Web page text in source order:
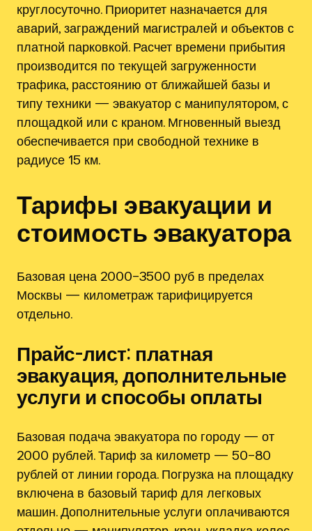
круглосуточно. Приоритет назначается для
аварий, заграждений магистралей и объектов с
платной парковкой. Расчет времени прибытия
производится по текущей загруженности
трафика, расстоянию от ближайшей базы и
типу техники — эвакуатор с манипулятором, с
площадкой или с краном. Мгновенный выезд
обеспечивается при свободной технике в
радиусе 15 км.
Тарифы эвакуации и
стоимость эвакуатора
Базовая цена 2000–3500 руб в пределах
Москвы — километраж тарифицируется
отдельно.
Прайс-лист: платная
эвакуация, дополнительные
услуги и способы оплаты
Базовая подача эвакуатора по городу — от
2000 рублей. Тариф за километр — 50–80
рублей от линии города. Погрузка на площадку
включена в базовый тариф для легковых
машин. Дополнительные услуги оплачиваются